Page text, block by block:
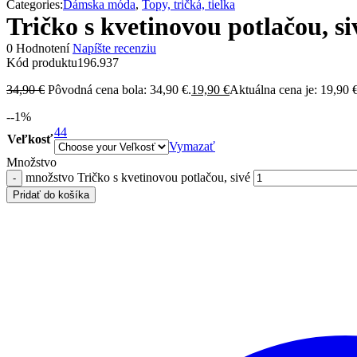
Categories:Dámska móda, Topy, tričká, tielka
Tričko s kvetinovou potlačou,
0 Hodnotení Napíšte recenziu
Kód produktu196.937
34,90€ Pôvodná cena bola: 34,90 €.19,90 €Aktuálna cena je: 19,90
--1%
Veľkosť
44
Vymazať
Množstvo
množstvo Tričko s kvetinovou potlačou, sivé
Pridať do košíka